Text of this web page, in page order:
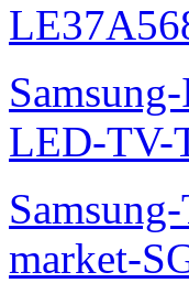
LED-TV-
market-